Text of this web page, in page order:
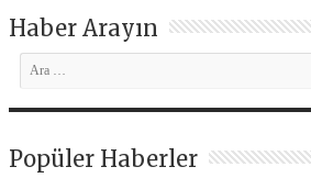
Haber Arayın
Popüler Haberler